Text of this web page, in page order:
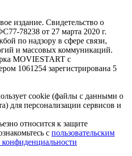
издание. Свидетельство о
78238 от 27 марта 2020 г.
по надзору в сфере связи,
и массовых коммуникаций.
MOVIESTART с
1061254 зарегистрирована 5
cookie (файлы с данными о
для персонализации сервисов и
относится к защите
с пользовательским